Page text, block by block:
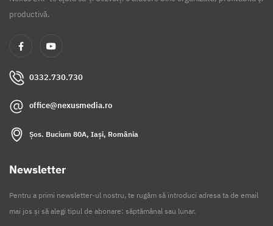
productivă.
0332.730.730
office@nexusmedia.ro
Șos. Bucium 80A, Iași, România
Newsletter
Pentru a primi newsletter-ul nostru, te rugăm să introduci adresa ta de email
mai jos și să alegi tipul de abonare: săptămânal sau lunar.